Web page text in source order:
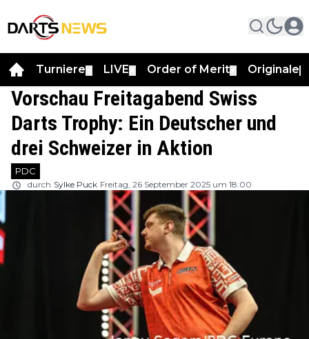
Turniere LIVE Order of Merit Originale
Vorschau Freitagabend Swiss
Darts Trophy: Ein Deutscher und
drei Schweizer in Aktion
PDC
durch Sylke Puck Freitag, 26 September 2025 um 18:00